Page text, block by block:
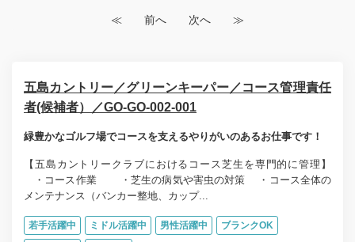
≪ 前へ 次へ ≫
五島カントリー／グリーンキーパー／コース管理責任
者(候補者）／GO-GO-002-001
緑豊かなゴルフ場でコースを支えるやりがいのあるお仕事です！
【五島カントリークラブにおけるコース芝生を専門的に管理】
・コース作業 ・芝生の病気や害虫の対策 ・コース全体の
メンテナンス（バンカー整地、カップ...
若手活躍中 ミドル活躍中 男性活躍中 ブランクOK